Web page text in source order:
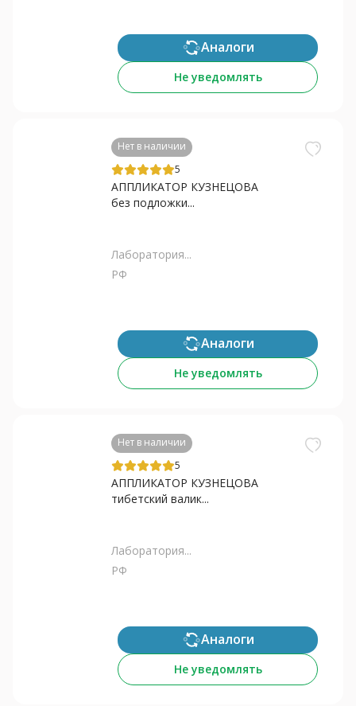
Аналоги
Не уведомлять
Нет в наличии
5
АППЛИКАТОР КУЗНЕЦОВА
без подложки...
Лаборатория...
РФ
Аналоги
Не уведомлять
Нет в наличии
5
АППЛИКАТОР КУЗНЕЦОВА
тибетский валик...
Лаборатория...
РФ
Аналоги
Не уведомлять